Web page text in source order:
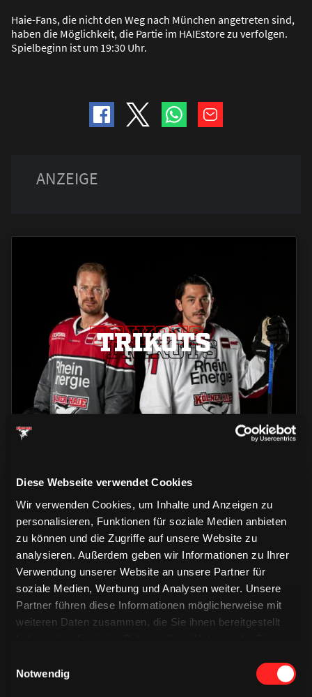
Diese Webseite verwendet Cookies
Wir verwenden Cookies, um Inhalte und Anzeigen zu
personalisieren, Funktionen für soziale Medien anbieten
zu können und die Zugriffe auf unsere Website zu
analysieren. Außerdem geben wir Informationen zu Ihrer
Verwendung unserer Website an unsere Partner für
soziale Medien, Werbung und Analysen weiter. Unsere
Partner führen diese Informationen möglicherweise mit
weiteren Daten zusammen, die Sie ihnen bereitgestellt
Notwendig
Haie-Fans, die nicht den Weg nach München angetreten sind,
haben die Möglichkeit, die Partie im HAIEstore zu verfolgen.
Spielbeginn ist um 19:30 Uhr.
TRIKOTS
TRIKOTS
TRIKOTS
CAPS & CO
CAPS & CO
CAPS & CO